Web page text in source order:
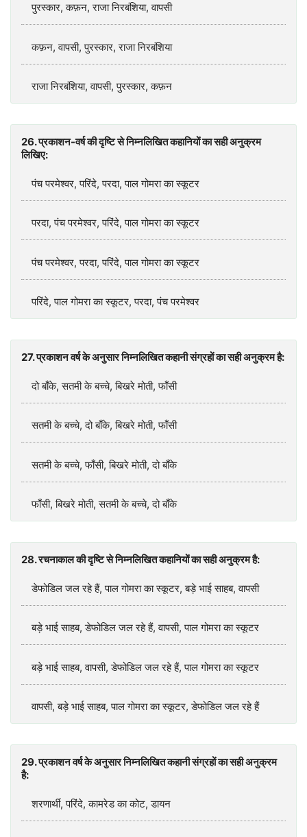
पुरस्कार, कफ़न, राजा निरबंशिया, वापसी
कफ़न, वापसी, पुरस्कार, राजा निरबंशिया
राजा निरबंशिया, वापसी, पुरस्कार, कफ़न
26. प्रकाशन-वर्ष की दृष्टि से निम्नलिखित कहानियों का सही अनुक्रम
लिखिए:
पंच परमेश्वर, परिंदे, परदा, पाल गोमरा का स्कूटर
परदा, पंच परमेश्वर, परिंदे, पाल गोमरा का स्कूटर
पंच परमेश्वर, परदा, परिंदे, पाल गोमरा का स्कूटर
परिंदे, पाल गोमरा का स्कूटर, परदा, पंच परमेश्वर
27. प्रकाशन वर्ष के अनुसार निम्नलिखित कहानी संग्रहों का सही अनुक्रम है:
दो बाँके, सतमी के बच्चे, बिखरे मोती, फाँसी
सतमी के बच्चे, दो बाँके, बिखरे मोती, फाँसी
सतमी के बच्चे, फाँसी, बिखरे मोती, दो बाँके
फाँसी, बिखरे मोती, सतमी के बच्चे, दो बाँके
28. रचनाकाल की दृष्टि से निम्नलिखित कहानियों का सही अनुक्रम है:
डेफोडिल जल रहे हैं, पाल गोमरा का स्कूटर, बड़े भाई साहब, वापसी
बड़े भाई साहब, डेफोडिल जल रहे हैं, वापसी, पाल गोमरा का स्कूटर
बड़े भाई साहब, वापसी, डेफोडिल जल रहे हैं, पाल गोमरा का स्कूटर
वापसी, बड़े भाई साहब, पाल गोमरा का स्कूटर, डेफोडिल जल रहे हैं
29. प्रकाशन वर्ष के अनुसार निम्नलिखित कहानी संग्रहों का सही अनुक्रम
है:
शरणार्थी, परिंदे, कामरेड का कोट, डायन